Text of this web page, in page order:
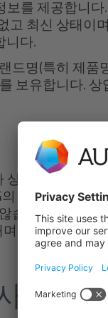
보를 제공합니
고 최신 상태이
니다.
드명(특히 제
보유합니다.
상표(로고 및
제3자 상표 사
니다.
, 관련 상표법
항